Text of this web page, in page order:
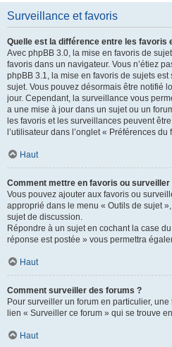
Surveillance et favoris
Quelle est la différence entre les favoris
Avec phpBB 3.0, la mise en favoris de
favoris dans un navigateur. Vous n’étiez
phpBB 3.1, la mise en favoris de sujets
sujet. Vous pouvez désormais être notifié
jour. Cependant, la surveillance vous
a une mise à jour dans un sujet ou un
les favoris et les surveillances peuvent
l’utilisateur dans l’onglet « Préférences du
Haut
Comment mettre en favoris ou surveiller
Vous pouvez ajouter aux favoris ou
approprié dans le menu « Outils de sujet
sujet de discussion.
Répondre à un sujet en cochant la case
réponse est postée » vous permettra
Haut
Comment surveiller des forums ?
Pour surveiller un forum en particulier,
lien « Surveiller ce forum » qui se trouve
Haut